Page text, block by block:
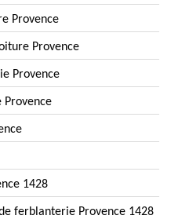
Provence
Provence
Provence
Provence
1428
ferblanterie Provence 1428